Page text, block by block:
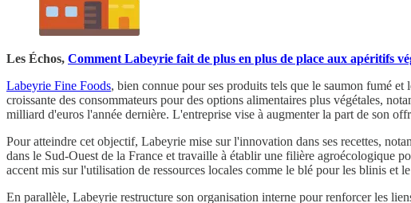
Les Échos, Comment Labeyrie fait de plus en plus de place aux apéritifs
Labeyrie Fine Foods, bien connue pour ses produits tels que le saumon fumé
croissante des consommateurs pour des options alimentaires plus végétales,
milliard d'euros l'année dernière. L'entreprise vise à augmenter la part de son
Pour atteindre cet objectif, Labeyrie mise sur l'innovation dans ses recettes,
dans le Sud-Ouest de la France et travaille à établir une filière agroécologique
accent mis sur l'utilisation de ressources locales comme le blé pour les blinis et
En parallèle, Labeyrie restructure son organisation interne pour renforcer les